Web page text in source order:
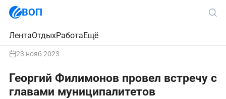
ВОП
ЛентаОтдыхРаботаЕщё
23 нояб 2023
Георгий Филимонов провел встречу с
главами муниципалитетов